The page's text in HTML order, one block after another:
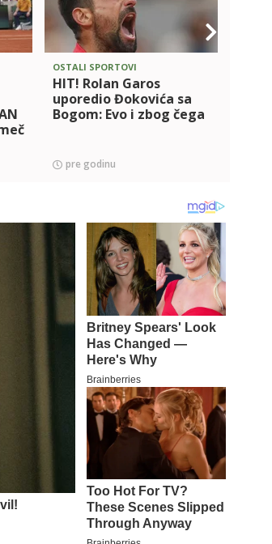
OSTALI SPORTOVI
HIT! Rolan Garos
uporedio Đokovića sa
Bogom: Evo i zbog čega
pre godinu